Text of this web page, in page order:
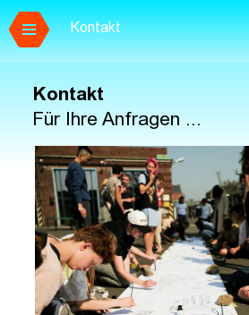
Zum Hauptinhalt springen
Kontakt
Kontakt
Für Ihre Anfragen ...